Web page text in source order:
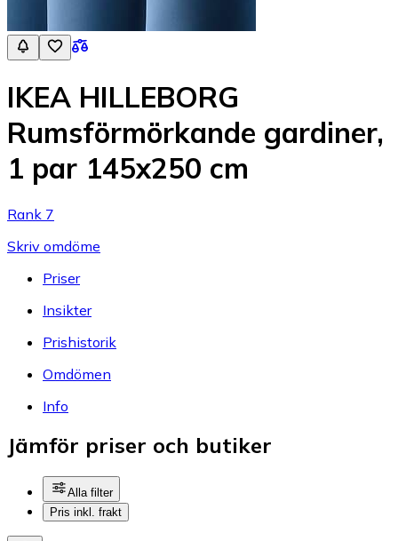
IKEA HILLEBORG
Rumsförmörkande gardiner,
1 par 145x250 cm
Rank 7
Skriv omdöme
Priser
Insikter
Prishistorik
Omdömen
Info
Jämför priser och butiker
Alla filter
Pris inkl. frakt